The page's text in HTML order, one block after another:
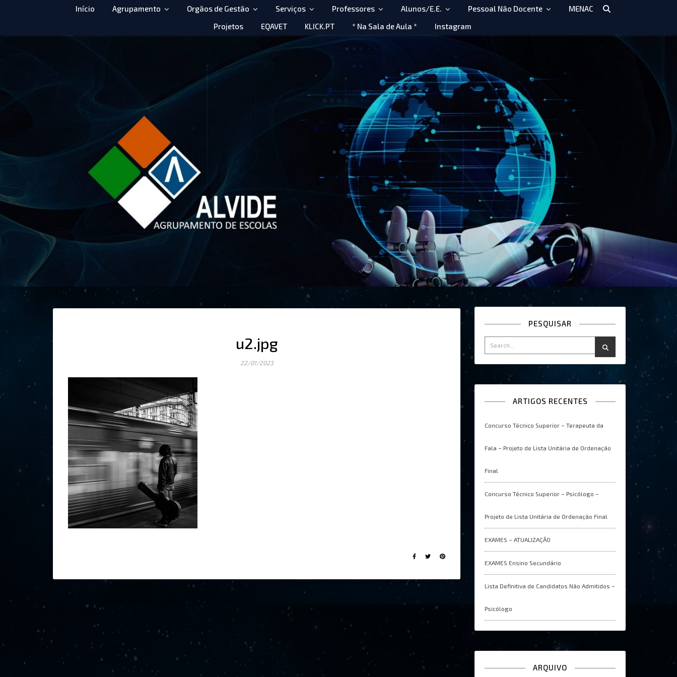
Início Agrupamento Orgãos de Gestão Serviços Professores Alunos/E.E. Pessoal Não Docente
MENAC
Projetos
EQAVET KLICK.PT * Na Sala de Aula * Instagram
u2.jpg
22/01/2023
PESQUISAR
ARTIGOS RECENTES
Concurso Técnico Superior – Terapeuta da
Fala – Projeto de Lista Unitária de Ordenação
Final
Concurso Técnico Superior – Psicólogo –
Projeto de Lista Unitária de Ordenação Final
EXAMES – ATUALIZAÇÂO
EXAMES Ensino Secundário
Lista Definitiva de Candidatos Não Admitidos –
Psicólogo
ARQUIVO